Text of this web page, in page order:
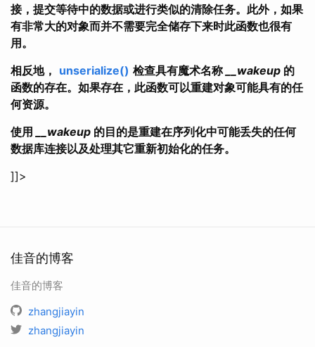
接，提交等待中的数据或进行类似的清除任务。此外，如果
有非常大的对象而并不需要完全储存下来时此函数也很有
用。
相反地， unserialize() 检查具有魔术名称 __wakeup 的
函数的存在。如果存在，此函数可以重建对象可能具有的任
何资源。
使用
__wakeup 的目的是重建在序列化中可能丢失的任何
数据库连接以及处理其它重新初始化的任务。
]]>
佳音的博客
佳音的博客
zhangjiayin
zhangjiayin